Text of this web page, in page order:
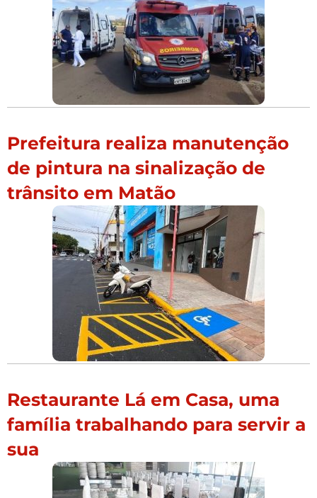
Prefeitura realiza manutenção
de pintura na sinalização de
trânsito em Matão
Restaurante Lá em Casa, uma
família trabalhando para servir a
sua